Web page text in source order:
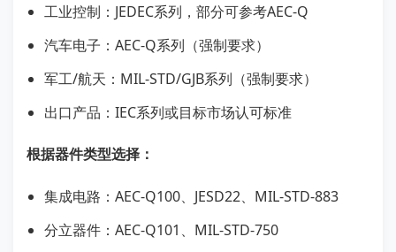
工业控制：JEDEC系列，部分可参考AEC-Q
汽车电子：AEC-Q系列（强制要求）
军工/航天：MIL-STD/GJB系列（强制要求）
出口产品：IEC系列或目标市场认可标准
根据器件类型选择：
集成电路：AEC-Q100、JESD22、MIL-STD-883
分立器件：AEC-Q101、MIL-STD-750